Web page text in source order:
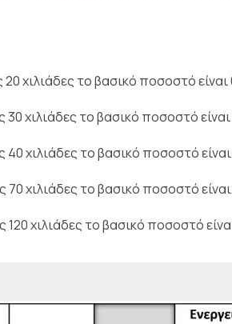
20 χιλιάδες το βασικό ποσοστό
30 χιλιάδες το βασικό ποσοστό
40 χιλιάδες το βασικό ποσοστό
70 χιλιάδες το βασικό ποσοστό
120 χιλιάδες το βασικό ποσοστό